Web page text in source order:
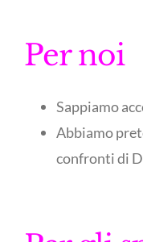
Per noi
Sappiamo
Abbiamo
confronti di